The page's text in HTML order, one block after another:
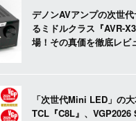
デノンAVアンプの次世
るミドルクラス『AVR-
場！その真価を徹底レビ
「次世代Mini LED」の大
TCL『C8L』、VGP2026